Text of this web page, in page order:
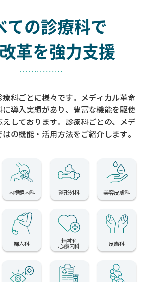
ての診療科で
革を強力支援
療科ごとに様々です。メディカル革命
導入実績があり、 豊富な機能を駆使
しております。 診療科ごとの、メデ
の機能・活用方法をご紹介します。
内視鏡内科 整形外科 美容皮膚科
婦人科 精神科
心療内科 皮膚科